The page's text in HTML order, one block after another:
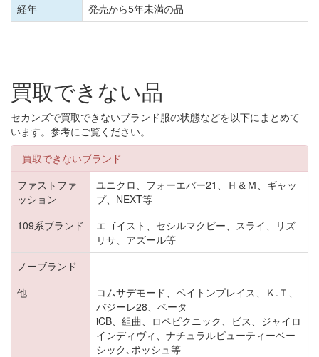
経年
発売から5年未満の品
買取できない品
セカンズで買取できないブランド服の状態などを以下にまとめて
います。参考にご覧ください。
買取できないブランド
ファストファ
ッション
ユニクロ、フォーエバー21、Ｈ＆Ｍ、ギャッ
プ、NEXT等
109系ブランド
エゴイスト、セシルマクビー、スライ、リズ
リサ、アズール等
ノーブランド
他
コムサデモード、ペイトンプレイス、Ｋ.Ｔ、
バジーレ28、ベータ
iCB、組曲、ロペピクニック、ビス、ジャイロ
インディヴィ、ナチュラルビューティーベー
シック､ボッシュ等